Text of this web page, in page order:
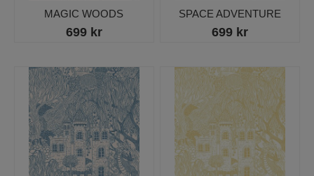
MAGIC WOODS
699 kr
SPACE ADVENTURE
699 kr